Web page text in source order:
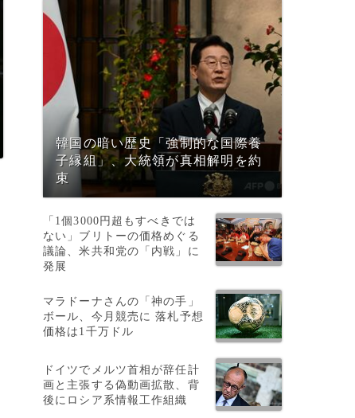
韓国の暗い歴史「強制的な国際養
子縁組」、大統領が真相解明を約
束
「1個3000円超もすべきでは
ない」ブリトーの価格めぐる
議論、米共和党の「内戦」に
発展
マラドーナさんの「神の手」
ボール、今月競売に 落札予想
価格は1千万ドル
ドイツでメルツ首相が辞任計
画と主張する偽動画拡散、背
後にロシア系情報工作組織